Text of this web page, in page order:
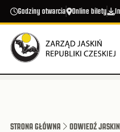
Przejdź do treści
Godziny otwarcia Online bilety
STRONA GŁÓWNA ODWIEDŹ